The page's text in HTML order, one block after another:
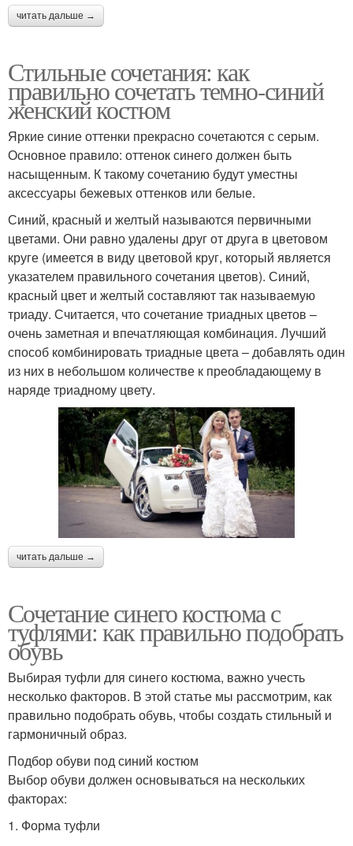
читать дальше →
Стильные сочетания: как
правильно сочетать темно-синий
женский костюм
Яркие синие оттенки прекрасно сочетаются с серым.
Основное правило: оттенок синего должен быть
насыщенным. К такому сочетанию будут уместны
аксессуары бежевых оттенков или белые.
Синий, красный и желтый называются первичными
цветами. Они равно удалены друг от друга в цветовом
круге (имеется в виду цветовой круг, который является
указателем правильного сочетания цветов). Синий,
красный цвет и желтый составляют так называемую
триаду. Считается, что сочетание триадных цветов –
очень заметная и впечатляющая комбинация. Лучший
способ комбинировать триадные цвета – добавлять один
из них в небольшом количестве к преобладающему в
наряде триадному цвету.
читать дальше →
Сочетание синего костюма с
туфлями: как правильно подобрать
обувь
Выбирая туфли для синего костюма, важно учесть
несколько факторов. В этой статье мы рассмотрим, как
правильно подобрать обувь, чтобы создать стильный и
гармоничный образ.
Подбор обуви под синий костюм
Выбор обуви должен основываться на нескольких
факторах:
1. Форма туфли